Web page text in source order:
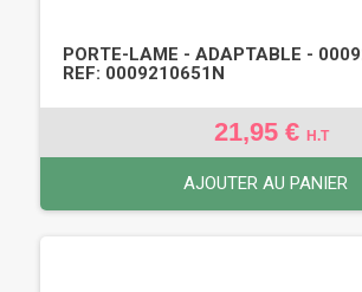
PORTE-LAME - ADAPTABLE -
REF: 0009210651N
21,95 € H.T
AJOUTER AU PANIER